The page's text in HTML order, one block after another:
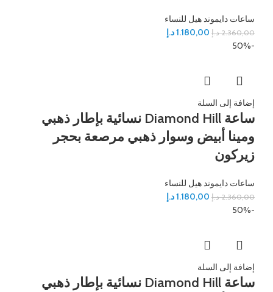
ساعات دايموند هيل للنساء
2.360,00 د.إ 1.180,00د.إ
-50%
إضافة إلى السلة
ساعة Diamond Hill نسائية بإطار ذهبي
ومينا أبيض وسوار ذهبي مرصعة بحجر
زيركون
ساعات دايموند هيل للنساء
2.360,00 د.إ 1.180,00د.إ
-50%
إضافة إلى السلة
ساعة Diamond Hill نسائية بإطار ذهبي